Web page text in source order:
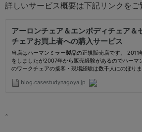
詳しいサービス概要は下記リンクをご
。